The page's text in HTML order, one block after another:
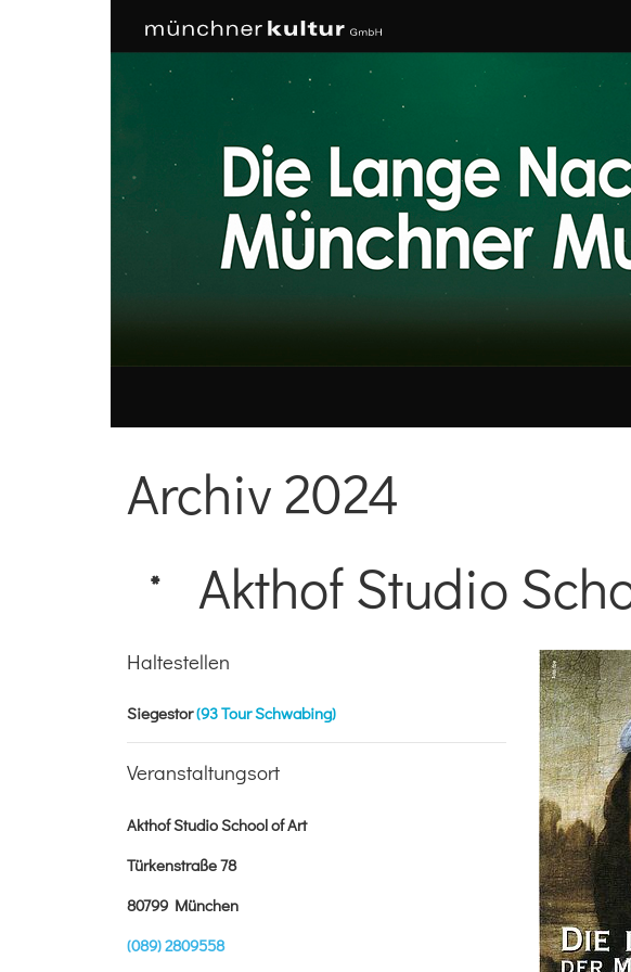
Archiv 2024
* Akthof Studio
Haltestellen
Siegestor(93 Tour Schwabing)
Veranstaltungsort
Akthof Studio School of Art
Türkenstraße 78
80799 München
(089) 2809558